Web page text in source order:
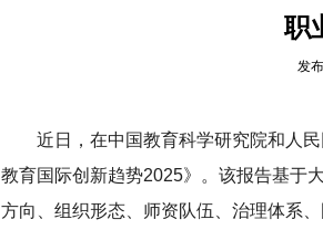
职
发
近日，在中国教育科学研究院和人
教育国际创新趋势2025》。该报告基于
方向、组织形态、师资队伍、治理体系